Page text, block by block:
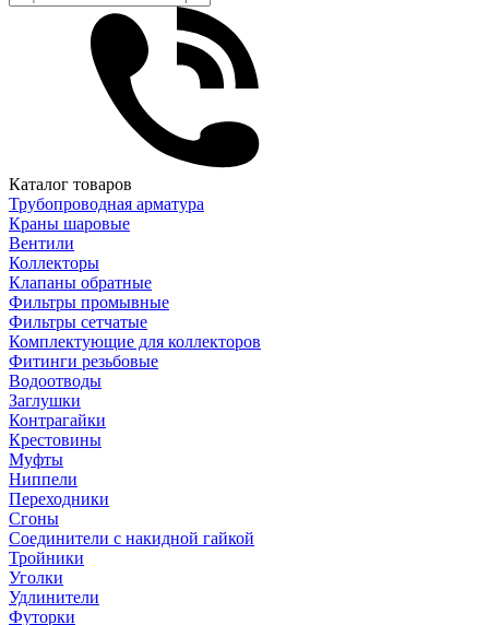
Каталог товаров
Трубопроводная арматура
Краны шаровые
Вентили
Коллекторы
Клапаны обратные
Фильтры промывные
Фильтры сетчатые
Комплектующие для коллекторов
Фитинги резьбовые
Водоотводы
Заглушки
Контрагайки
Крестовины
Муфты
Ниппели
Переходники
Сгоны
Соединители с накидной гайкой
Тройники
Уголки
Удлинители
Футорки